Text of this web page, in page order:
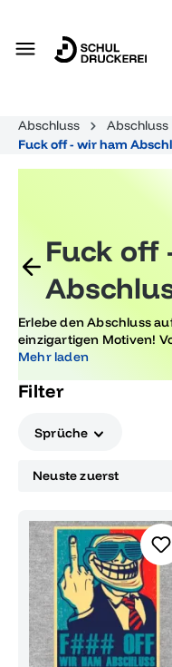
Abschluss Abschluss
Fuck off - wir ham
Fuck off
Erlebe den Abschluss
einzigartigen Motiven!
trendigen Looks ist alles
Gedächtnis bleiben.
Mehr laden
Filter
Sprüche